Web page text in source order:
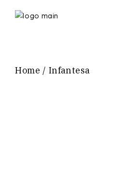
Home Infantesa